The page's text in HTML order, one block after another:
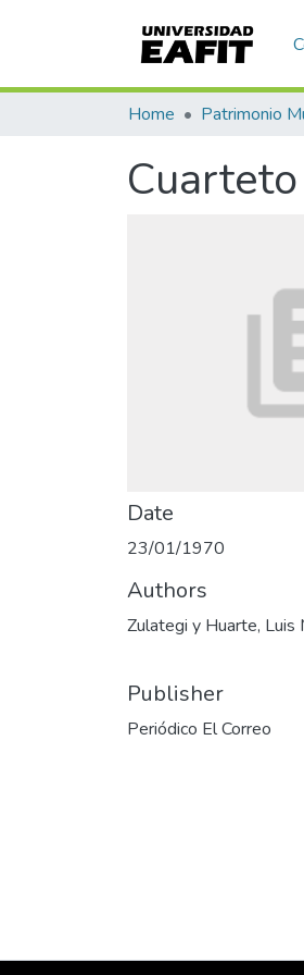
Home Patrimonio
Date
23/01/1970
Authors
Zulategi y Huarte, Luis
Publisher
Periódico El Correo